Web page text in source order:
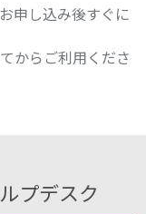
申し込み後すぐに
からご利用くださ
プデスク